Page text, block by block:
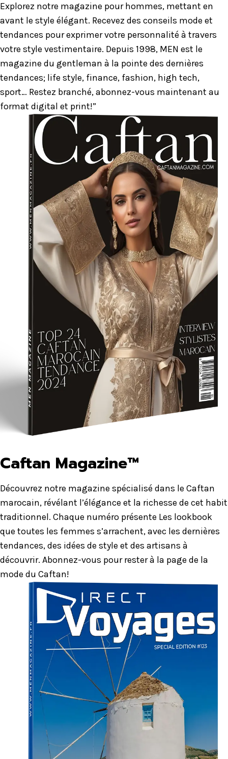
Explorez notre magazine pour hommes, mettant en
avant le style élégant. Recevez des conseils mode et
tendances pour exprimer votre personnalité à travers
votre style vestimentaire. Depuis 1998, MEN est le
magazine du gentleman à la pointe des dernières
tendances; life style, finance, fashion, high tech,
sport… Restez branché, abonnez-vous maintenant au
format digital et print!”
Caftan Magazine™
Découvrez notre magazine spécialisé dans le Caftan
marocain, révélant l’élégance et la richesse de cet habit
traditionnel. Chaque numéro présente Les lookbook
que toutes les femmes s’arrachent, avec les dernières
tendances, des idées de style et des artisans à
découvrir. Abonnez-vous pour rester à la page de la
mode du Caftan!